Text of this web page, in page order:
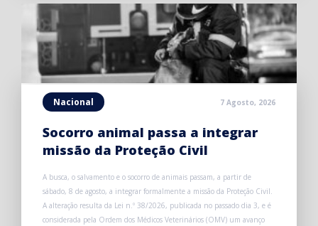
Nacional 7 Agosto, 2026
Socorro animal passa a integrar
missão da Proteção Civil
A busca, o salvamento e o socorro de animais passam, a partir de
sábado, 8 de agosto, a integrar formalmente a missão da Proteção Civil.
A alteração resulta da Lei n.º 38/2026, publicada no passado dia 3, e é
considerada pela Ordem dos Médicos Veterinários (OMV) um avanço